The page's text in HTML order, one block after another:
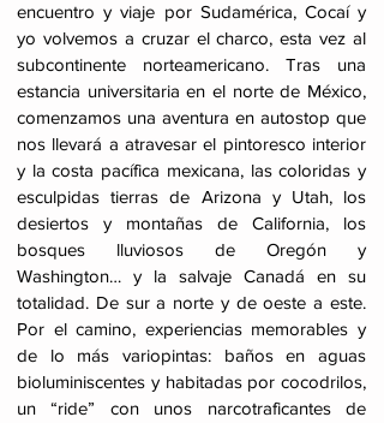
encuentro y viaje por Sudamérica, Cocaí y
yo volvemos a cruzar el charco, esta vez al
subcontinente norteamericano. Tras una
estancia universitaria en el norte de México,
comenzamos una aventura en autostop que
nos llevará a atravesar el pintoresco interior
y la costa pacífica mexicana, las coloridas y
esculpidas tierras de Arizona y Utah, los
desiertos y montañas de California, los
bosques lluviosos de Oregón y
Washington… y la salvaje Canadá en su
totalidad. De sur a norte y de oeste a este.
Por el camino, experiencias memorables y
de lo más variopintas: baños en aguas
bioluminiscentes y habitadas por cocodrilos,
un “ride” con unos narcotraficantes de